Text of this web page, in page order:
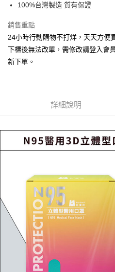
相關說明
AFTEE先享後付是「在收到商品之後才
便利好安心！
１．簡單：不需註冊會員、不需綁卡、
２．便利：只要手機號碼，簡訊認證，
３．安心：先確認商品／服務後，再付款
２．訂單成立數日內，您將收到繳費通
※ 請注意：結帳手續完成當下不需立刻
購買商品的店家。未經商家同意取消
後付繳納相關費用。
是否繳費成功／繳費後需取消欲退款等
客戶支援中心」
https://
【注意事項】
１．透過由恩沛科技股份有限公司提供
易，需依本服務之必要範圍內提供個人
權轉讓予恩沛科技股份有限公司。
２．關於個人資料處理事宜，請瀏覽以
https://aftee.tw/terms/#terms3
３．未成年的使用者請事先徵得法定代
「AFTEE先享後付」，若未經同意申辦
ATM付款
運送方式
全家取貨付款
7-11取貨付款
每筆NT$60，滿NT$2,000(含以上)
每筆NT$60，滿NT$2,000(含以上)
一般地區宅配<如偏遠地區會員請
內「偏遠地區宅配」>
每筆NT$90，滿NT$2,000(含以上)
🚚偏遠地區宅配<請務必選擇此配
會員需知→偏遠地區配送事項』
每筆NT$120
100%台灣製造 質有保證
銷售重點
24小時行動購物不打烊，天天方便
下標後無法改單，需修改請登入會
新下單。
詳細說明